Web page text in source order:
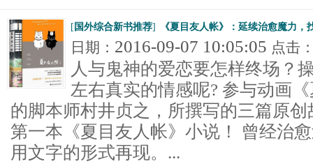
[ 国外综合新书推荐] 《夏目友人帐》：延续治愈魔力，
日期： 2016-09-07 10:05:05 点击
人与鬼神的爱恋要怎样终场？
左右真实的情感呢? 参与动画
的脚本师村井贞之，所撰写的三篇原
第一本《夏目友人帐》小说！ 曾经治
用文字的形式再现。...